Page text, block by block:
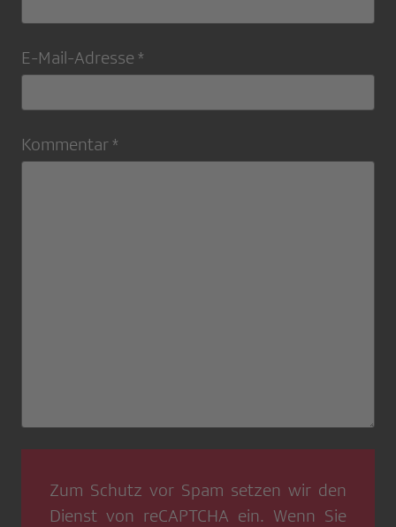
E-Mail-Adresse *
Kommentar *
Zum Schutz vor Spam setzen wir den
Dienst von reCAPTCHA ein. Wenn Sie